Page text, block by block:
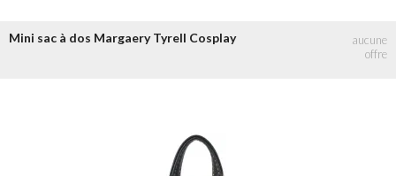
Mini sac à dos Margaery Tyrell Cosplay